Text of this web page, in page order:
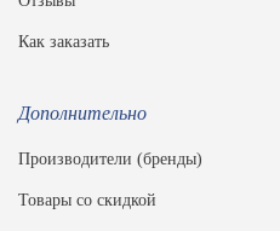
Как заказать
Дополнительно
Производители (бренды)
Товары со скидкой